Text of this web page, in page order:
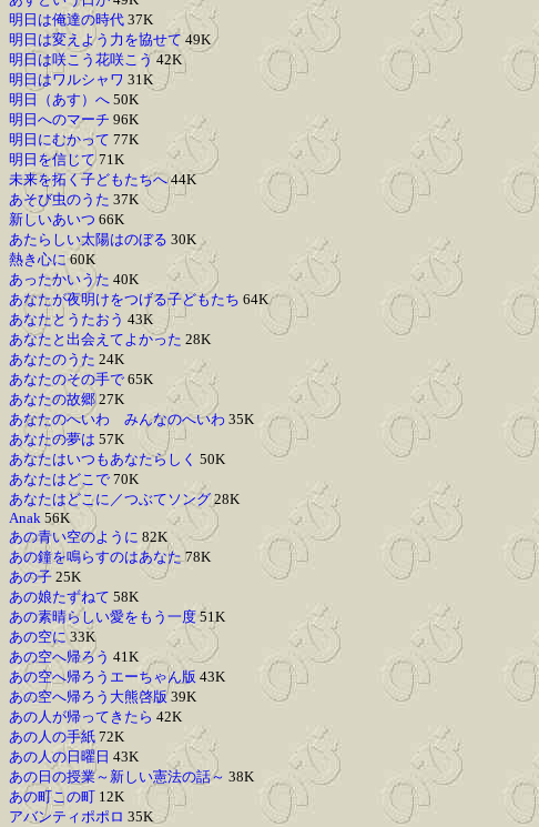
明日は俺達の時代 37K
明日は変えよう力を協せて 49K
明日は咲こう花咲こう 42K
明日はワルシャワ 31K
明日（あす）へ 50K
明日へのマーチ 96K
明日にむかって 77K
明日を信じて71K
未来を拓く子どもたちへ44K
あそび虫のうた 37K
新しいあいつ 66K
あたらしい太陽はのぼる 30K
熱き心に60K
あったかいうた 40K
あなたが夜明けをつげる子どもたち 64K
あなたとうたおう 43K
あなたと出会えてよかった 28K
あなたのうた 24K
あなたのその手で 65K
あなたの故郷27K
あなたのへいわ みんなのへいわ 35K
あなたの夢は 57K
あなたはいつもあなたらしく 50K
あなたはどこで 70K
あなたはどこに／つぶてソング 28K
Anak 56K
あの青い空のように 82K
あの鐘を鳴らすのはあなた78K
あの子 25K
あの娘たずねて 58K
あの素晴らしい愛をもう一度51K
あの空に33K
あの空へ帰ろう 41K
あの空へ帰ろうエーちゃん版 43K
あの空へ帰ろう大熊啓版39K
あの人が帰ってきたら 42K
あの人の手紙 72K
あの人の日曜日 43K
あの日の授業～新しい憲法の話～ 38K
あの町この町 12K
アバンティポポロ 35K